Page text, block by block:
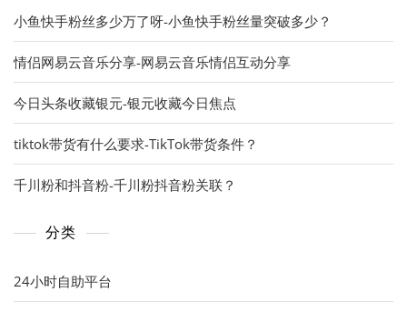
小鱼快手粉丝多少万了呀-小鱼快手粉丝量突破多少？
情侣网易云音乐分享-网易云音乐情侣互动分享
今日头条收藏银元-银元收藏今日焦点
tiktok带货有什么要求-TikTok带货条件？
千川粉和抖音粉-千川粉抖音粉关联？
分类
24小时自助平台